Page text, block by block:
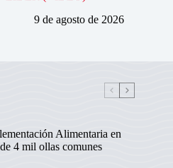
9 de agosto de 2026
Alimentaria en
4 mil ollas comunes